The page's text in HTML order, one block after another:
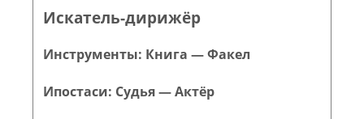
Искатель-дирижёр
Инструменты: Книга — Факел
Ипостаси: Судья — Актёр